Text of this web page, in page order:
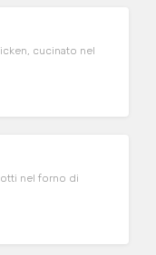
cucinato nel
nel forno di